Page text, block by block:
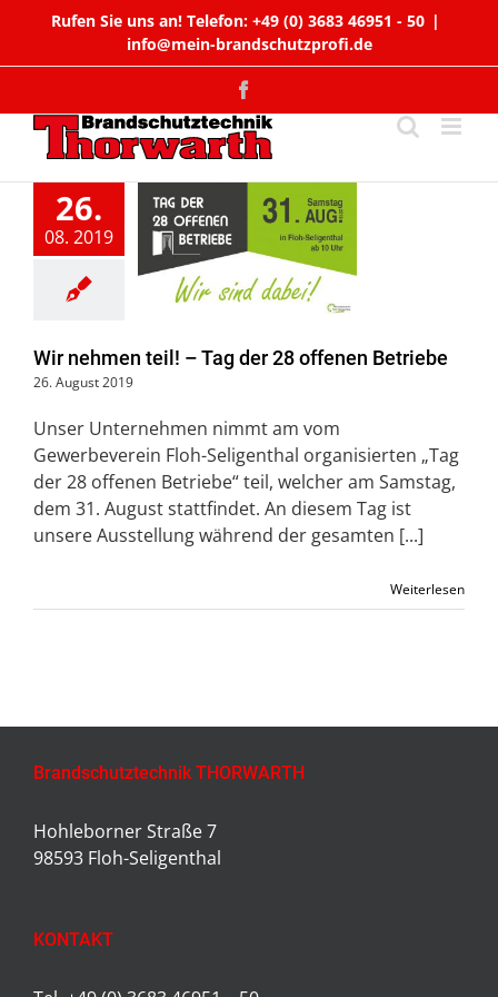
springen
Rufen Sie uns an! Telefon: +49 (0) 3683 46951 - 50 |
info@mein-brandschutzprofi.de
26.
08. 2019
teil!
der 28
Betriebe
Wir nehmen teil! – Tag der 28 offenen Betriebe
26. August 2019
Unser Unternehmen nimmt am vom
Gewerbeverein Floh-Seligenthal organisierten „Tag
der 28 offenen Betriebe“ teil, welcher am Samstag,
dem 31. August stattfindet. An diesem Tag ist
unsere Ausstellung während der gesamten [...]
Weiterlesen
Brandschutztechnik THORWARTH
Hohleborner Straße 7
98593 Floh-Seligenthal
KONTAKT